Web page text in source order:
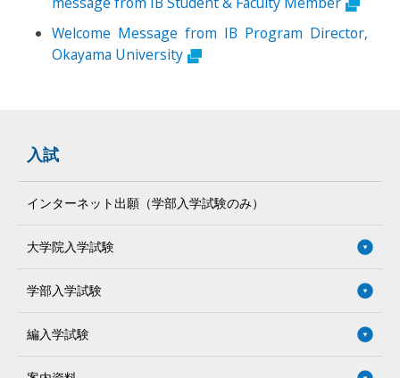
Welcome Message from IB Program Director,
Okayama University
入試
インターネット出願（学部入学試験のみ）
大学院入学試験
学部入学試験
編入学試験